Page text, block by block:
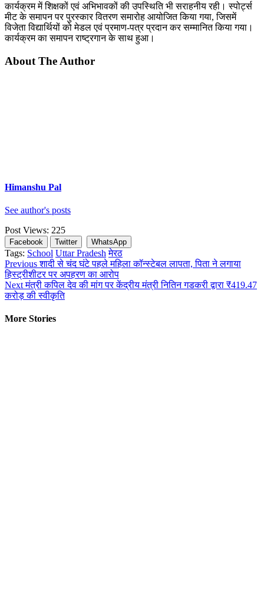
कार्यक्रम में शिक्षकों एवं अभिभावकों की उपस्थिति भी सराहनीय रही। स्पोर्ट्स
मीट के समापन पर पुरस्कार वितरण समारोह आयोजित किया गया, जिसमें
विजेता विद्यार्थियों को मेडल एवं प्रमाण-पत्र प्रदान कर सम्मानित किया गया।
कार्यक्रम का समापन राष्ट्रगान के साथ हुआ।
About The Author
Himanshu Pal
See author's posts
Post Views: 225
Facebook Twitter WhatsApp
Tags: School Uttar Pradesh मेरठ
Continue
Reading
Previousशादी से चंद घंटे पहले महिला कॉन्स्टेबल लापता, पिता ने लगाया
हिस्ट्रीशीटर पर अपहरण का आरोप
Nextमंत्री कपिल देव की मांग पर केंद्रीय मंत्री नितिन गडकरी द्वारा ₹419.47
करोड़ की स्वीकृति
More Stories